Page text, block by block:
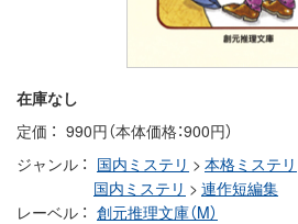
在庫なし
定価
990円（本体価格：900円）
ジャンル
国内ミステリ > 本格ミステリ
国内ミステリ > 連作短編集
レーベル
創元推理文庫（M）